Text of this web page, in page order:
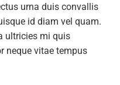
urna duis convallis
id diam vel quam.
ultricies mi quis
neque vitae tempus